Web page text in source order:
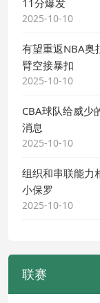
11分爆发
2025-10-10
有望重返NBA
臂空接暴扣
2025-10-10
CBA球队给威少
消息
2025-10-10
组织和串联能力
小保罗
2025-10-10
联赛